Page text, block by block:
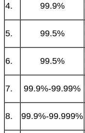
4. 99.9%
5. 99.5%
6. 99.5%
7. 99.9%-99.99%
8. 99.9%-99.999%